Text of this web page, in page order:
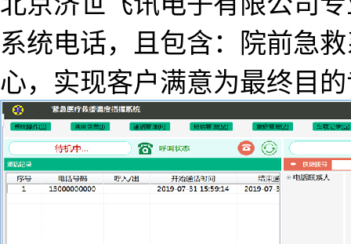
系统电话，且包含：院前急
心，实现客户满意为最终目